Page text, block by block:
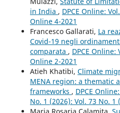
in India , DPCE Online:
Online 4-2021
Francesco Gallarati, La
Covid-19 negli
comparata , DPCE Online:
Online 2-2021
Atieh Khatibi, Climate
MENA region: a thematic
frameworks , DPCE
No. 1 (2026): Vol. 73 No. 1
Maria Rosaria Calamita,